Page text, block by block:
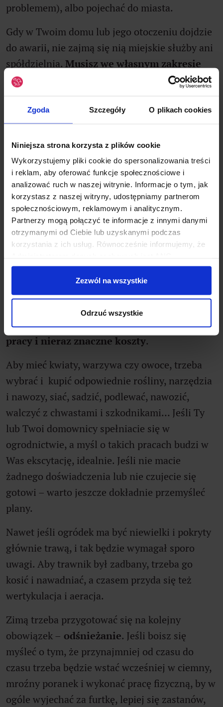
Zgoda Szczegóły O plikach cookies
Niniejsza strona korzysta z plików cookie
Wykorzystujemy pliki cookie do spersonalizowania treści
i reklam, aby oferować funkcje społecznościowe i
analizować ruch w naszej witrynie. Informacje o tym, jak
korzystasz z naszej witryny, udostępniamy partnerom
społecznościowym, reklamowym i analitycznym.
Partnerzy mogą połączyć te informacje z innymi danymi
otrzymanymi od Ciebie lub uzyskanymi podczas
korzystania z ich usług. Równocześnie informujemy, że
Odpowiedzialne Finanse SA z siedzibą w Warszawie
przy ul. Dziekońskiego 1, 00-728 Warszawa. Więcej
informacji o przetwarzaniu danych osobowych oraz
Możesz zarządzać swoimi preferencjami, klikając
„Ustawienia cookies”. Aby zmieniać preferencje
plików cookie, przesuń suwak przy wybranej
kategorii. Masz prawo do wglądu w swoje ustawienia
oraz do ich zmiany w dowolny czasie.
Zezwól na wszystkie
Odrzuć wszystkie
problemem), albo pojechać do miasta.
Gdy w Twoim domu lub jego otoczeniu dojdzie
do awarii, nie zajmą się nią miejskie służby ani
spółdzielnia. Musisz we własnym zakresie
znaleźć fachowca
, który do Ciebie przyjedzie
tego, co będzie Ci niezbędne. Dlatego
zorientuj się, gdzie jest przychodnia,
najważniejsze sklepy i punkty usługowe, a jeśli
masz dzieci – szkoła i przedszkole.
Ogród – nie tylko relaks
Marzysz o ogrodzie, by móc wypoczywać na
leżaku z książką, zapraszać znajomych na grilla
oraz jeść własne warzywa i owoce? Jednak
ogród to nie tylko atrakcje. To teżmnóstwo
pracy i nieraz znaczne koszty.
Aby mieć kwiaty, warzywa czy owoce, trzeba
wybrać i kupić odpowiednie rośliny, narzędzia
i nawozy, siać, sadzić, podlewać, nawozić,
walczyć z chwastami i szkodnikami… Jeśli Ty
lub Twoi domownicy spełniacie się w
ogrodnictwie, a myśl o takich pracach budzi w
Was ekscytację, idealnie. Jeśli nie macie
żadnego doświadczenia lub nie czujecie się
gotowi – warto jeszcze dokładnie przemyśleć
plany.
Nawet jeśli ogródek ma być niewielki i pokryty
głównie trawą, i tak będzie wymagał sporo
uwagi. Aby trawnik był zadbany, trzeba go
kosić i nawadniać, a czasem przyda się też
wertykulacja i aeracja.
Zimą trzeba przygotować się na kolejny
obowiązek – odśnieżanie. Jeśli boisz się
myśleć o tym, że przynajmniej od czasu do
czasu trzeba będzie wstać wcześniej w ciemny,
mroźny poranek i wykonać pracę fizyczną, by w
ogóle wyjechać za furtkę, lepiej się zastanów,